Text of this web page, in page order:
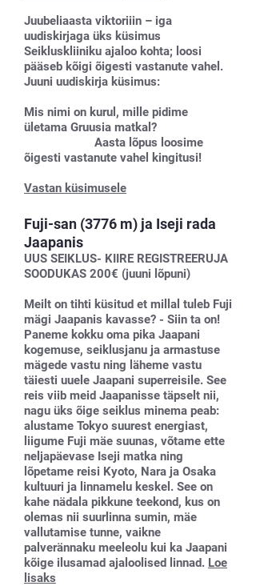
Juubeliaasta viktoriiin – iga
uudiskirjaga üks küsimus
Seikluskliiniku ajaloo kohta; loosi
pääseb kõigi õigesti vastanute vahel.
Juuni uudiskirja küsimus:
Mis nimi on kurul, mille pidime
ületama Gruusia matkal?
Aasta lõpus loosime
õigesti vastanute vahel kingitusi!
Vastan küsimusele
Fuji-san (3776 m) ja Iseji rada
Jaapanis
UUS SEIKLUS- KIIRE REGISTREERUJA
SOODUKAS 200€ (juuni lõpuni)
Meilt on tihti küsitud et millal tuleb Fuji
mägi Jaapanis kavasse? - Siin ta on!
Paneme kokku oma pika Jaapani
kogemuse, seiklusjanu ja armastuse
mägede vastu ning läheme vastu
täiesti uuele Jaapani superreisile. See
reis viib meid Jaapanisse täpselt nii,
nagu üks õige seiklus minema peab:
alustame Tokyo suurest energiast,
liigume Fuji mäe suunas, võtame ette
neljapäevase Iseji matka ning
lõpetame reisi Kyoto, Nara ja Osaka
kultuuri ja linnamelu keskel. See on
kahe nädala pikkune teekond, kus on
olemas nii suurlinna sumin, mäe
vallutamise tunne, vaikne
palverännaku meeleolu kui ka Jaapani
kõige ilusamad ajaloolised linnad. Loe
lisaks